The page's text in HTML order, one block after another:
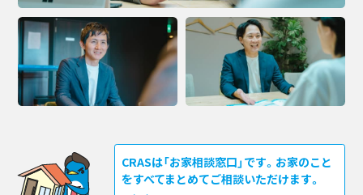
CRASは「お家相談窓口」です。お家のこと
をすべてまとめてご相談いただけます。